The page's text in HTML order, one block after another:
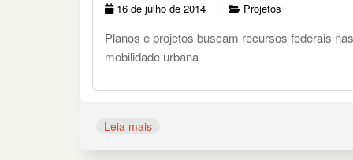
16 de julho de 2014 Projetos
Planos e projetos buscam recursos federais
mobilidade urbana
Leia mais